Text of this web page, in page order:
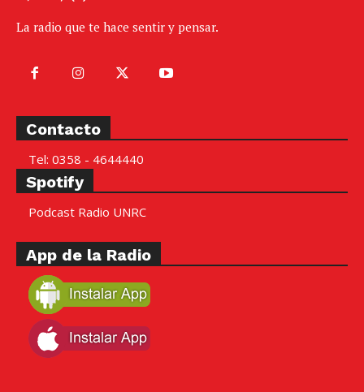
La radio que te hace sentir y pensar.
Contacto
Tel: 0358 - 4644440
Spotify
Podcast Radio UNRC
App de la Radio